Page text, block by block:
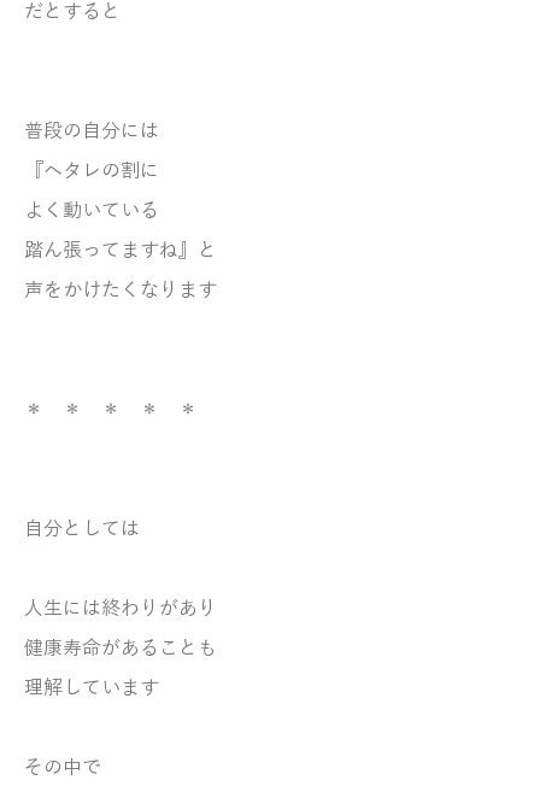
だとすると
普段の自分には
『ヘタレの割に
よく動いている
踏ん張ってますね』と
声をかけたくなります
＊ ＊ ＊ ＊ ＊
自分としては
人生には終わりがあり
健康寿命があることも
理解しています
その中で